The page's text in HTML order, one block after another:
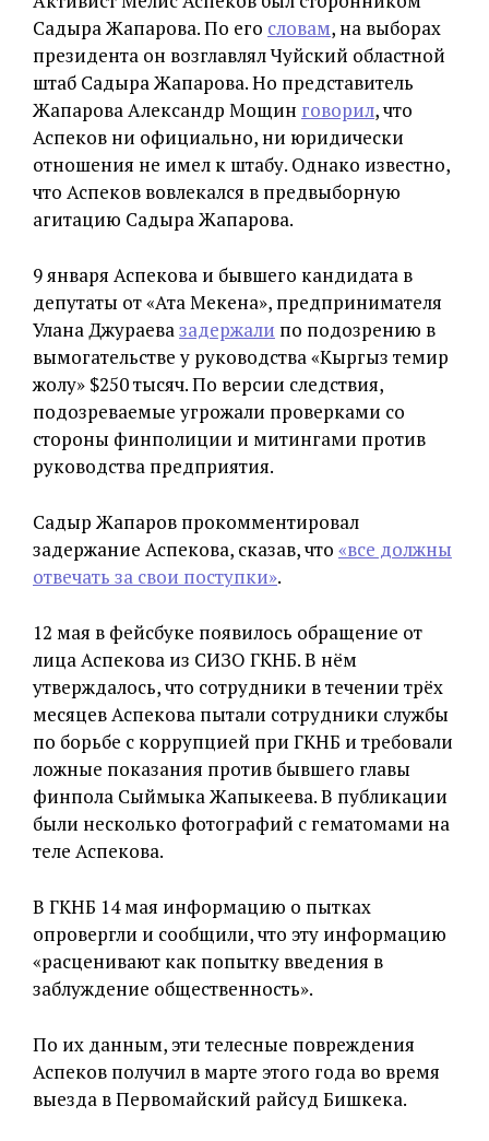
Садыра Жапарова. По его словам, на выборах
президента он возглавлял Чуйский областной
штаб Садыра Жапарова. Но представитель
Жапарова Александр Мощин говорил, что
Аспеков ни официально, ни юридически
отношения не имел к штабу. Однако известно,
что Аспеков вовлекался в предвыборную
агитацию Садыра Жапарова.
9 января Аспекова и бывшего кандидата в
депутаты от «Ата Мекена», предпринимателя
Улана Джураевазадержали по подозрению в
вымогательстве у руководства «Кыргыз темир
жолу» $250 тысяч. По версии следствия,
подозреваемые угрожали проверками со
стороны финполиции и митингами против
руководства предприятия.
Садыр Жапаров прокомментировал
задержание Аспекова, сказав, что «все должны
отвечать за свои поступки».
12 мая в фейсбуке появилось обращение от
лица Аспекова из СИЗО ГКНБ. В нём
утверждалось, что сотрудники в течении трёх
месяцев Аспекова пытали сотрудники службы
по борьбе с коррупцией при ГКНБ и требовали
ложные показания против бывшего главы
финпола Сыймыка Жапыкеева. В публикации
были несколько фотографий с гематомами на
теле Аспекова.
В ГКНБ 14 мая информацию о пытках
опровергли и сообщили, что эту информацию
«расценивают как попытку введения в
заблуждение общественность».
По их данным, эти телесные повреждения
Аспеков получил в марте этого года во время
выезда в Первомайский райсуд Бишкека.